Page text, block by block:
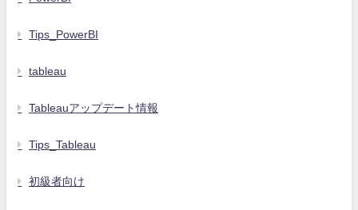
Tips_PowerBI
tableau
Tableauアップデート情報
Tips_Tableau
初級者向け